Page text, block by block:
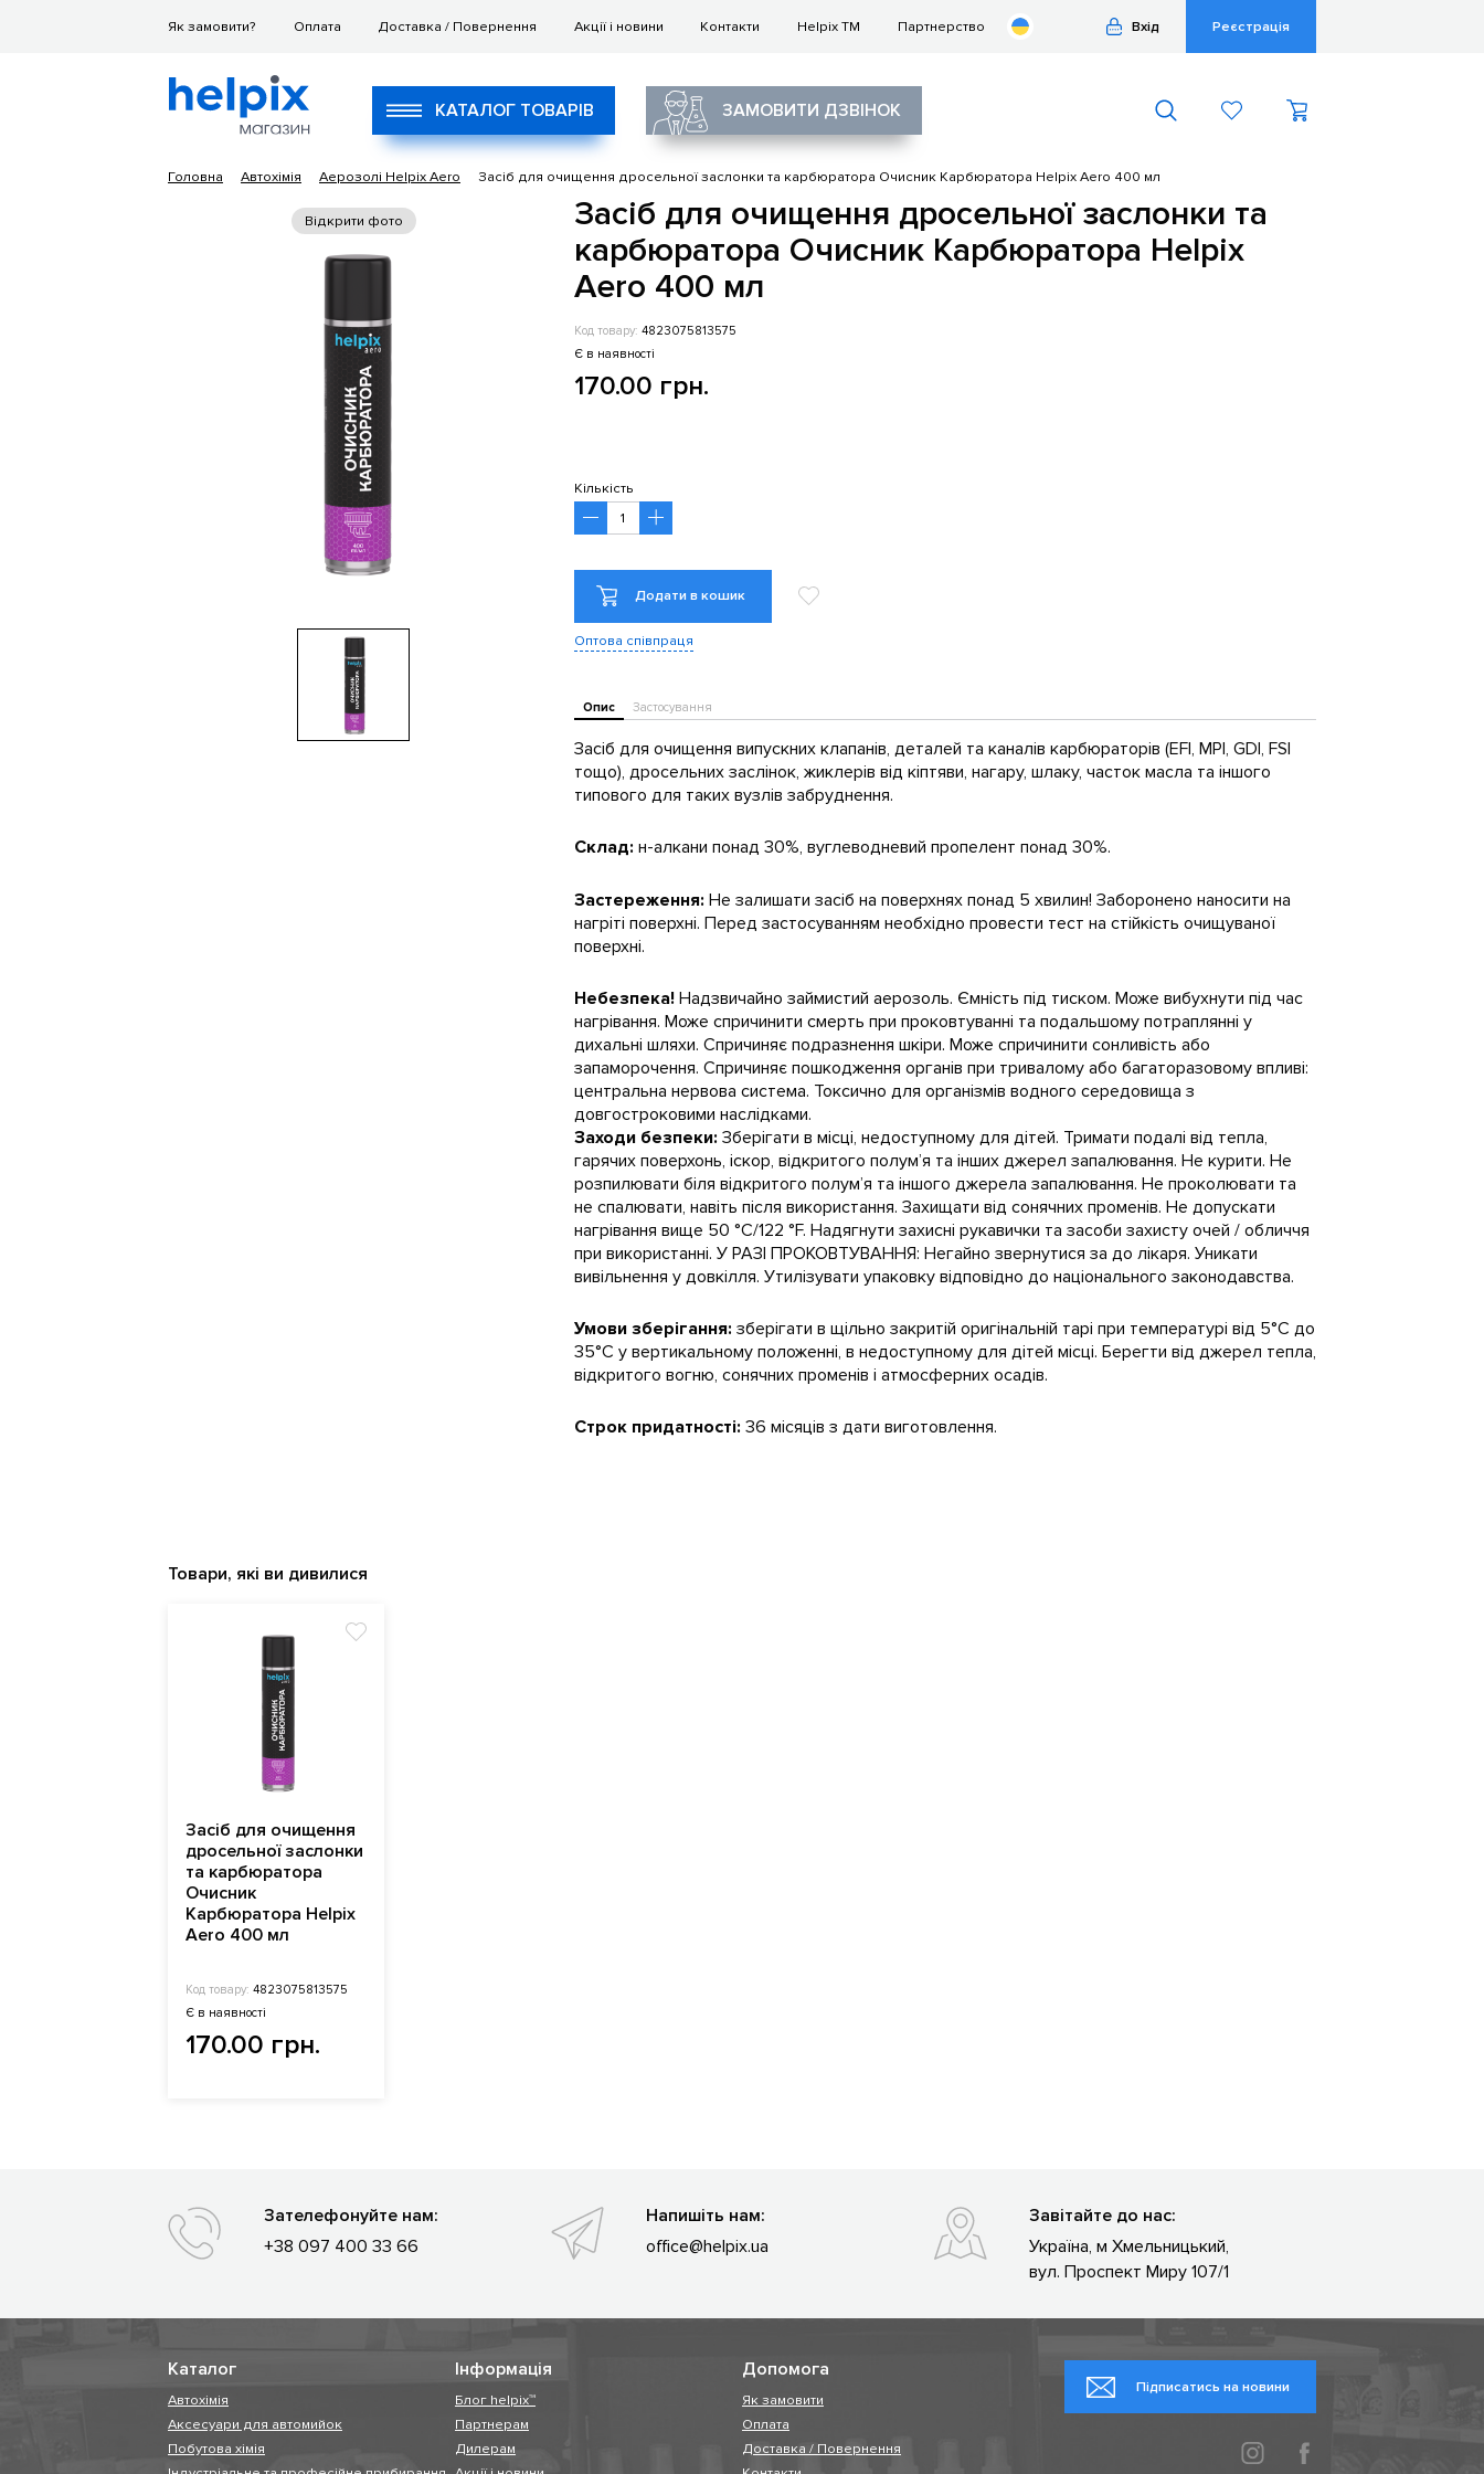
Як замовити? Оплата Доставка / Повернення Акції і новини Контакти Helpix TM Партнерство Вхід Реєстрація
КАТАЛОГ ТОВАРІВ ЗАМОВИТИ ДЗВІНОК
Головна Автохімія Аерозолі Helpix Aero Засіб для очищення дросельної заслонки та карбюратора Очисник Карбюратора Helpix Aero 400 мл
Відкрити фото
Засіб для очищення дросельної заслонки та
карбюратора Очисник Карбюратора Helpix
Aero 400 мл
Код товару: 4823075813575
Є в наявності
170.00 грн.
Кількість
Додати в кошик
Оптова співпраця
Опис Застосування
Засіб для очищення випускних клапанів, деталей та каналів карбюраторів (EFI, MPI, GDI, FSI
тощо), дросельних заслінок, жиклерів від кіптяви, нагару, шлаку, часток масла та іншого
типового для таких вузлів забруднення.
Склад: н-алкани понад 30%, вуглеводневий пропелент понад 30%.
Застереження: Не залишати засіб на поверхнях понад 5 хвилин! Заборонено наносити на
нагріті поверхні. Перед застосуванням необхідно провести тест на стійкість очищуваної
поверхні.
Небезпека! Надзвичайно займистий аерозоль. Ємність під тиском. Може вибухнути під час
нагрівання. Може спричинити смерть при проковтуванні та подальшому потраплянні у
дихальні шляхи. Спричиняє подразнення шкіри. Може спричинити сонливість або
запаморочення. Спричиняє пошкодження органів при тривалому або багаторазовому впливі:
центральна нервова система. Токсично для організмів водного середовища з
довгостроковими наслідками.
Заходи безпеки: Зберігати в місці, недоступному для дітей. Тримати подалі від тепла,
гарячих поверхонь, іскор, відкритого полум’я та інших джерел запалювання. Не курити. Не
розпилювати біля відкритого полум’я та іншого джерела запалювання. Не проколювати та
не спалювати, навіть після використання. Захищати від сонячних променів. Не допускати
нагрівання вище 50 °С/122 °F. Надягнути захисні рукавички та засоби захисту очей / обличчя
при використанні. У РАЗІ ПРОКОВТУВАННЯ: Негайно звернутися за до лікаря. Уникати
вивільнення у довкілля. Утилізувати упаковку відповідно до національного законодавства.
Умови зберігання: зберігати в щільно закритій оригінальній тарі при температурі від 5°C до
35°C у вертикальному положенні, в недоступному для дітей місці. Берегти від джерел тепла,
відкритого вогню, сонячних променів і атмосферних осадів.
Строк придатності: 36 місяців з дати виготовлення.
Товари, які ви дивилися
Засіб для очищення
дросельної заслонки
та карбюратора
Очисник
Карбюратора Helpix
Aero 400 мл
Код товару: 4823075813575
Є в наявності
170.00 грн.
Зателефонуйте нам:
+38 097 400 33 66
Напишіть нам:
office@helpix.ua
Завітайте до нас:
Україна, м Хмельницький,
вул. Проспект Миру 107/1
Каталог
Автохімія
Аксесуари для автомийок
Побутова хімія
Інформація
Блог helpix™
Партнерам
Дилерам
Допомога
Як замовити
Оплата
Доставка / Повернення
Підписатись на новини